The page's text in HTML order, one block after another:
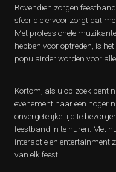
Bovendien zorgen
sfeer die ervoor zorgt dat
Met professionele
hebben voor optreden, is
populairder worden voor
Kortom, als u op zoek bent
evenement naar een hoger
onvergetelijke tijd te
feestband in te huren. Met
interactie en entertainment
van elk feest!